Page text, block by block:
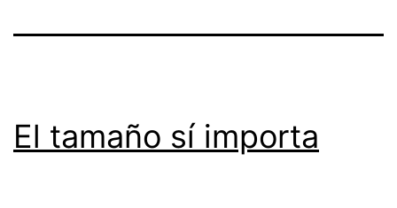
El tamaño sí importa